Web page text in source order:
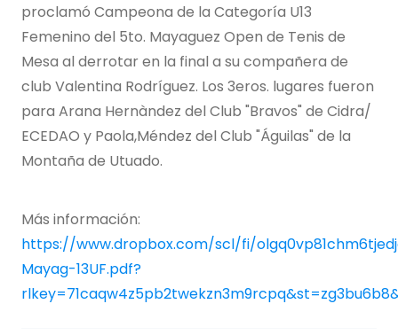
proclamó Campeona de la Categoría U13
Femenino del 5to. Mayaguez Open de Tenis de
Mesa al derrotar en la final a su compañera de
club Valentina Rodríguez. Los 3eros. lugares fueron
para Arana Hernàndez del Club "Bravos" de Cidra/
ECEDAO y Paola,Méndez del Club "Águilas" de la
Montaña de Utuado.
Más información:
https://www.dropbox.com/scl/fi/
Mayag-13UF.pdf?